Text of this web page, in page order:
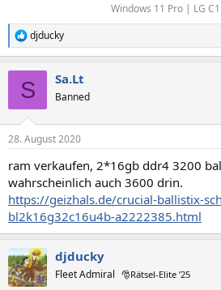
Windows 11 Pro | LG
R
e
e
:
djducky
S Sa.Lt
Banned
28. August 2020
ram verkaufen, 2*16gb ddr4 3200
wahrscheinlich auch 3600 drin.
https://geizhals.de/crucial-ballistix-
bl2k16g32c16u4b-a2222385.html
djducky
Fleet Admiral 🎅Rätsel-Elite ’25